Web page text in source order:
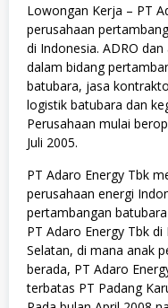
Lowongan Kerja – PT
perusahaan
di Indonesia. ADRO
dalam bidang
batubara, jasa
logistik batubara dan
Perusahaan mulai
Juli 2005.
PT Adaro Energy Tbk
perusahaan energi
pertambangan
PT Adaro Energy Tbk
Selatan, di mana anak
berada, PT Adaro
terbatas PT Padang